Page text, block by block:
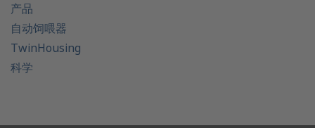
产品
自动饲喂器
TwinHousing
科学